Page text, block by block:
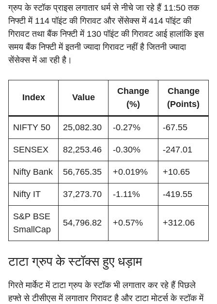
ग्रुप के स्टॉक प्राइस लगातार धर्म से नीचे जा रहे हैं 11:50 तक
निफ्टी में 114 पॉइंट की गिरावट और सेंसेक्स में 414 पॉइंट की
गिरावट तथा बैंक निफ्टी में 130 पॉइंट की गिरावट आई हालांकि इस
समय बैंक निफ्टी में इतनी ज्यादा गिरावट नहीं है जितनी ज्यादा
सेंसेक्स में आ रही है।
Index Value
Change
(%)
Change
(Points)
NIFTY 50 25,082.30 -0.27% -67.55
SENSEX 82,253.46 -0.30% -247.01
Nifty Bank 56,765.35 +0.019% +10.65
Nifty IT 37,273.70 -1.11% -419.55
S&P BSE
SmallCap
54,796.82 +0.57% +312.06
टाटा ग्रुप के स्टॉक्स हुए धड़ाम
गिरते मार्केट में टाटा ग्रुप के स्टॉक भी लगातार कर रहे हैं पिछले
हफ्ते से टीसीएस में लगातार गिरावट है और टाटा मोटर्स के स्टॉक में